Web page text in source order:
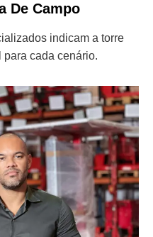
De Campo
indicam a torre
cada cenário.